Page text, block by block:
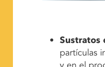
Sustratos
partículas